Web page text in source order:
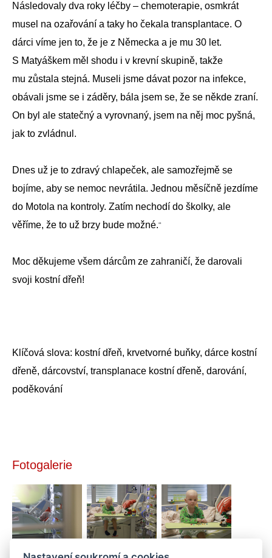
Následovaly dva roky léčby – chemoterapie, osmkrát
musel na ozařování a taky ho čekala transplantace. O
dárci víme jen to, že je z Německa a je mu 30 let.
S Matyáškem měl shodu i v krevní skupině, takže
mu zůstala stejná. Museli jsme dávat pozor na infekce,
obávali jsme se i záděry, bála jsem se, že se někde zraní.
On byl ale statečný a vyrovnaný, jsem na něj moc pyšná,
jak to zvládnul.
Dnes už je to zdravý chlapeček, ale samozřejmě se
bojíme, aby se nemoc nevrátila. Jednou měsíčně jezdíme
do Motola na kontroly. Zatím nechodí do školky, ale
věříme, že to už brzy bude možné.“
Moc děkujeme všem dárcům ze zahraničí, že darovali
svoji kostní dřeň!
Klíčová slova: kostní dřeň, krvetvorné buňky, dárce kostní
dřeně, dárcovství, transplanace kostní dřeně, darování,
poděkování
Fotogalerie